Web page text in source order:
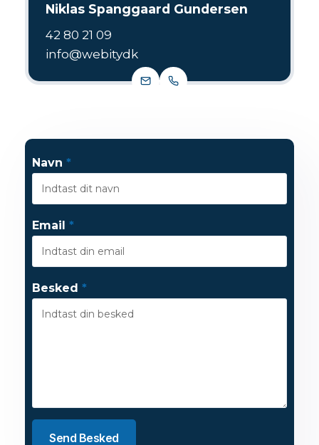
Niklas Spanggaard Gundersen
42 80 21 09
info@webitydk
Navn *
Email *
Besked *
Send Besked